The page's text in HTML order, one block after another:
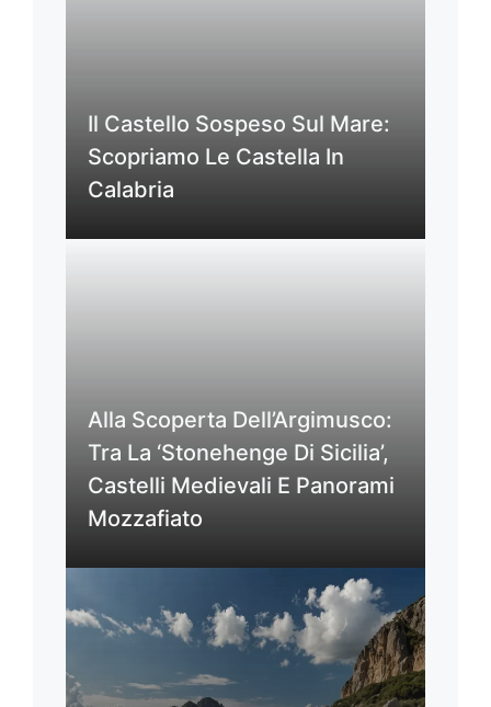
Il Castello Sospeso Sul Mare:
Scopriamo Le Castella In
Calabria
Alla Scoperta Dell’Argimusco:
Tra La ‘Stonehenge Di Sicilia’,
Castelli Medievali E Panorami
Mozzafiato